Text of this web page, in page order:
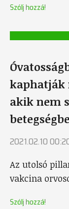
Szólj hozzá!
kaphatják
akik nem
2021.02.10
Az utolsó
vakcina
Szólj hozzá!